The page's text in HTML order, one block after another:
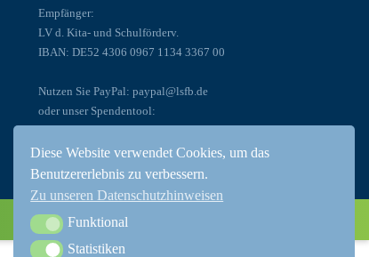
Empfänger:
LV d. Kita- und Schulförderv.
IBAN: DE52 4306 0967 1134 3367 00
Nutzen Sie PayPal: paypal@lsfb.de
oder unser Spendentool:
Spenden Sie!
Diese Website verwendet Cookies, um das
Benutzererlebnis zu verbessern.
Zu unseren Datenschutzhinweisen
FunktionalFunktional
StatistikenStatistiken